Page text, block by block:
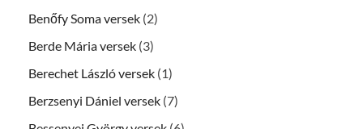
Benőfy Soma versek (2)
Berde Mária versek (3)
Berechet László versek (1)
Berzsenyi Dániel versek (7)